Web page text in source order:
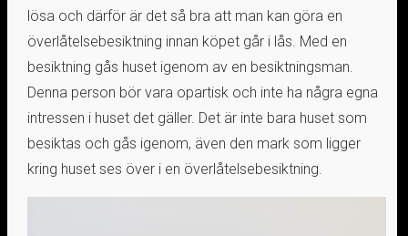
lösa och därför är det så bra att man kan göra en
överlåtelsebesiktning innan köpet går i lås. Med en
besiktning gås huset igenom av en besiktningsman.
Denna person bör vara opartisk och inte ha några egna
intressen i huset det gäller. Det är inte bara huset som
besiktas och gås igenom, även den mark som ligger
kring huset ses över i en överlåtelsebesiktning.